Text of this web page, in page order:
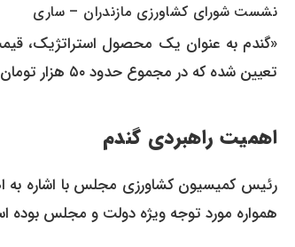
نشست شورای کشاورزی مازندران – ساری
تعیین شده که در مجموع حدود ۵۰ هزار تومان برای هر کیلوگرم می‌شود.»
اهمیت راهبردی گندم
رئیس کمیسیون کشاورزی مجلس با اشاره به
همواره مورد توجه ویژه دولت و مجلس بوده